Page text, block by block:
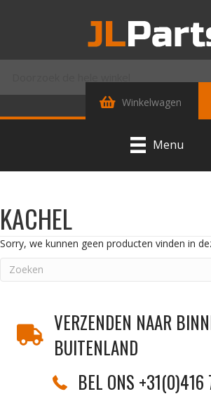
Winkelwagen
Menu
KACHEL
Sorry, we kunnen geen producten vinden in
VERZENDEN NAAR
BUITENLAND
BEL ONS